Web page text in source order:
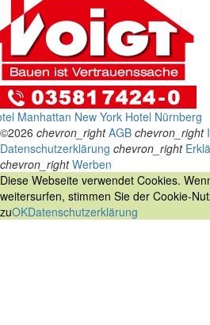
Manhattan New York Hotel Nürnberg
©2026 chevron_right AGB chevron_right
Datenschutzerklärung chevron_right
chevron_right Werben
Diese Webseite verwendet Cookies.
weitersurfen, stimmen Sie der Cookie-
zuOKDatenschutzerklärung